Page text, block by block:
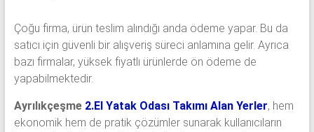
Çoğu firma, ürün teslim alındığı anda ödeme yapar. Bu da
satıcı için güvenli bir alışveriş süreci anlamına gelir. Ayrıca
bazı firmalar, yüksek fiyatlı ürünlerde ön ödeme de
yapabilmektedir.
Ayrılıkçeşme 2.El Yatak Odası Takımı Alan Yerler, hem
ekonomik hem de pratik çözümler sunarak kullanıcıların